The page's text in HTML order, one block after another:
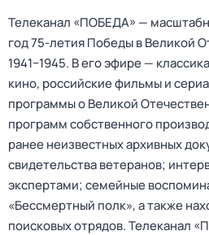
Телеканал «ПОБЕДА» —
год 75-летия Победы в Великой
1941−1945. В его эфире —
кино, российские фильмы и
программы о Великой
программ собственного
ранее неизвестных архивных
свидетельства ветеранов;
экспертами; семейные
«Бессмертный полк», а также
поисковых отрядов. Телеканал